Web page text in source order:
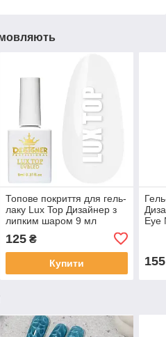
Топове покриття для гель-
лаку Lux Top Дизайнер з
липким шаром 9 мл
125₴
Купити
Eye
155